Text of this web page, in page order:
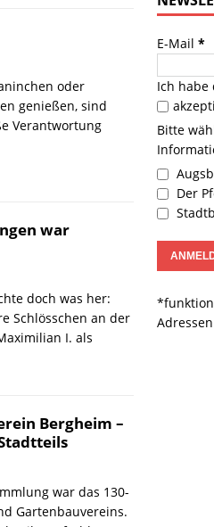
oder
genießen, sind
Verantwortung
war
doch was her:
Schlösschen an der
I. als
Bergheim –
war das 130-
Gartenbauvereins.
E-Mail *
Ich habe
Bitte
Der
Adressen